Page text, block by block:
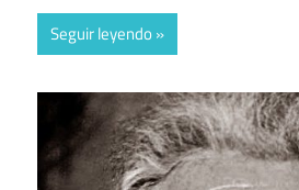
Seguir leyendo